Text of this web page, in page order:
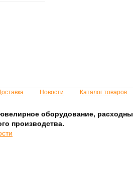
Новости
Каталог товаров
оборудование,
производства.